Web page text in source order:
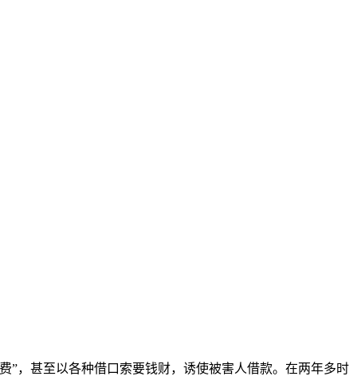
”，甚至以各种借口索要钱财，诱使被害人借款。在两年多时